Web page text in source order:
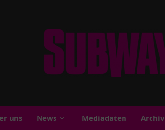
uns News Mediadaten Archiv